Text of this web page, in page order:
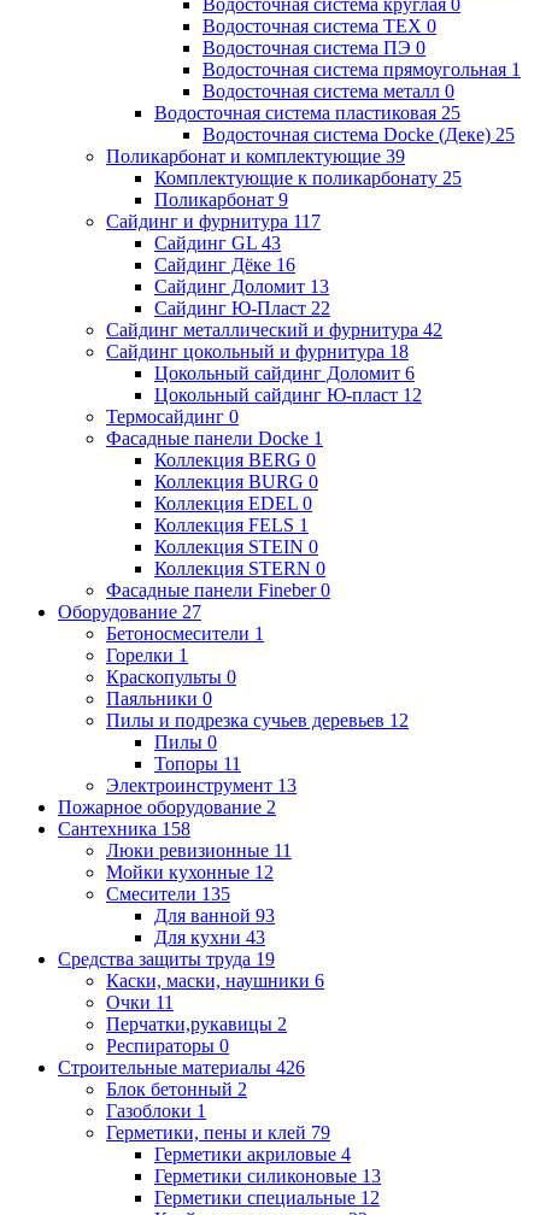
Водосточная система круглая 0
Водосточная система ТЕХ 0
Водосточная система ПЭ 0
Водосточная система прямоугольная 1
Водосточная система металл 0
Водосточная система пластиковая 25
Водосточная система Docke (Деке) 25
Поликарбонат и комплектующие 39
Комплектующие к поликарбонату 25
Поликарбонат 9
Сайдинг и фурнитура 117
Сайдинг GL 43
Сайдинг Дёке 16
Сайдинг Доломит 13
Сайдинг Ю-Пласт 22
Сайдинг металлический и фурнитура 42
Сайдинг цокольный и фурнитура 18
Цокольный сайдинг Доломит 6
Цокольный сайдинг Ю-пласт 12
Термосайдинг 0
Фасадные панели Docke 1
Коллекция BERG 0
Коллекция BURG 0
Коллекция EDEL 0
Коллекция FELS 1
Коллекция STEIN 0
Коллекция STERN 0
Фасадные панели Fineber0
Оборудование 27
Бетоносмесители 1
Горелки 1
Краскопульты 0
Паяльники 0
Пилы и подрезка сучьев деревьев 12
Пилы 0
Топоры 11
Электроинструмент 13
Пожарное оборудование 2
Сантехника 158
Люки ревизионные 11
Мойки кухонные 12
Смесители 135
Для ванной 93
Для кухни 43
Средства защиты труда 19
Каски, маски, наушники 6
Очки 11
Перчатки,рукавицы 2
Респираторы 0
Строительные материалы 426
Блок бетонный 2
Газоблоки 1
Герметики, пены и клей 79
Герметики акриловые 4
Герметики силиконовые 13
Герметики специальные 12